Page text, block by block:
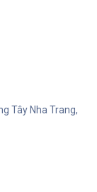
Tây Nha Trang,